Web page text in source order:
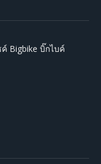
Bigbike บิ๊กไบค์